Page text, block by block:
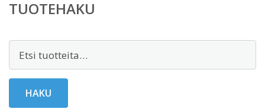
TUOTEHAKU
HAKU